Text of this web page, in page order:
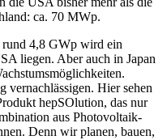
ca. 70 MWp.
4,8 GWp wird ein
liegen. Aber auch in Japan
vernachlässigen. Hier sehen
hepSOlution, das nur
aus Photovoltaik-
Denn wir planen, bauen,